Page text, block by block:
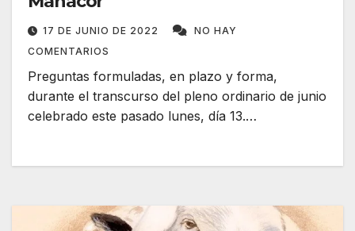
17 DE JUNIO DE 2022
NO HAY
COMENTARIOS
Preguntas formuladas, en plazo y forma,
durante el transcurso del pleno ordinario de junio
celebrado este pasado lunes, día 13.…